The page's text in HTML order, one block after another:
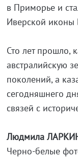
в Приморье и
Иверской
Сто лет прошло,
австралийскую
поколений, а
сегодняшнего
связей с
Людмила
Черно-белые